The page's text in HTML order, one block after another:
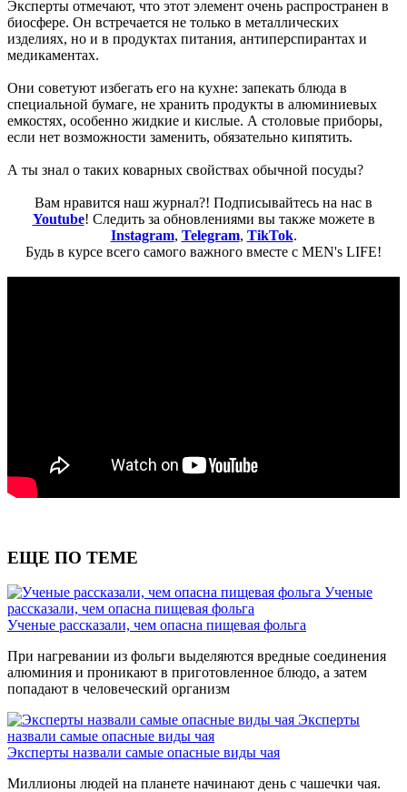
Эксперты отмечают, что этот элемент очень распространен в
биосфере. Он встречается не только в металлических
изделиях, но и в продуктах питания, антиперспирантах и
медикаментах.
Они советуют избегать его на кухне: запекать блюда в
специальной бумаге, не хранить продукты в алюминиевых
емкостях, особенно жидкие и кислые. А столовые приборы,
если нет возможности заменить, обязательно кипятить.
А ты знал о таких коварных свойствах обычной посуды?
Вам нравится наш журнал?! Подписывайтесь на нас в
Youtube! Следить за обновлениями вы также можете в
Instagram, Telegram, TikTok.
Будь в курсе всего самого важного вместе с MEN's LIFE!
ЕЩЕ ПО ТЕМЕ
Ученые
рассказали, чем опасна пищевая фольга
Ученые рассказали, чем опасна пищевая фольга
При нагревании из фольги выделяются вредные соединения
алюминия и проникают в приготовленное блюдо, а затем
попадают в человеческий организм
Эксперты
назвали самые опасные виды чая
Эксперты назвали самые опасные виды чая
Миллионы людей на планете начинают день с чашечки чая.